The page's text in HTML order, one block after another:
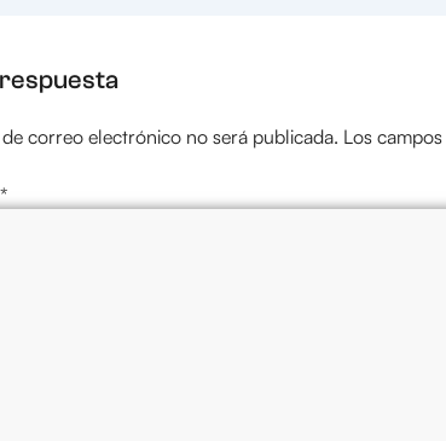
correo electrónico no será publicada. Los
*